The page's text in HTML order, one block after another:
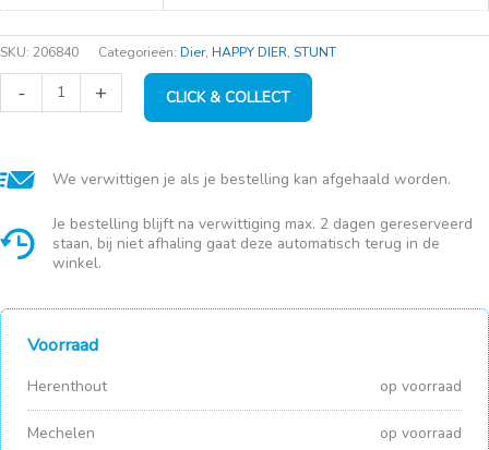
SKU: 206840 Categorieën: Dier, HAPPY DIER, STUNT
-
Eikel
voederpindahanger
+ CLICK & COLLECT
We verwittigen je als je bestelling kan afgehaald worden.
Je bestelling blijft na verwittiging max. 2 dagen gereserveerd
staan, bij niet afhaling gaat deze automatisch terug in de
winkel.
Voorraad
Herenthout op voorraad
Mechelen op voorraad